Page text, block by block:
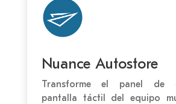
Nuance Autostore
Transforme el panel de
pantalla táctil del equipo